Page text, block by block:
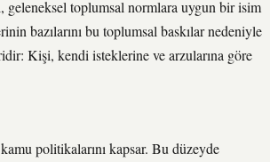
toplumsal normlara uygun bir isim
bazılarını bu toplumsal baskılar nedeniyle
Kişi, kendi isteklerine ve arzularına göre
politikalarını kapsar. Bu düzeyde